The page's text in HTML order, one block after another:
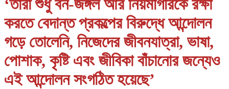
‘তারা শুধু বন-জঙ্গল আর নিয়মগিরিকে রক্ষা
করতে বেদান্ত প্রকল্পের বিরুদ্ধে আন্দোলন
গড়ে তোলেনি, নিজেদের জীবনযাত্রা, ভাষা,
পোশাক, কৃষ্টি এবং জীবিকা বাঁচানোর জন্যেও
এই আন্দোলন সংগঠিত হয়েছে’